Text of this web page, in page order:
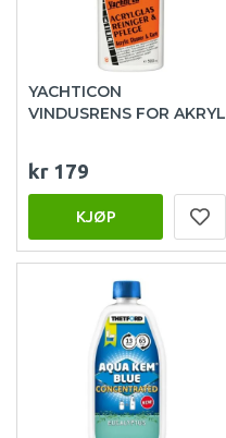
YACHTICON
VINDUSRENS FOR AKRYL
kr 179
KJØP